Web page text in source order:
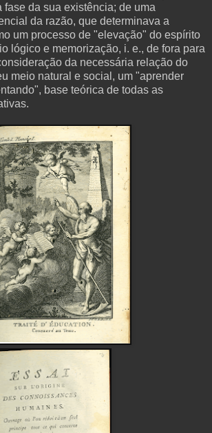
fase da sua existência; de uma
da razão, que determinava a
um processo de "elevação" do espírito
lógico e memorização, i. e., de fora para
da necessária relação do
meio natural e social, um "aprender
base teórica de todas as